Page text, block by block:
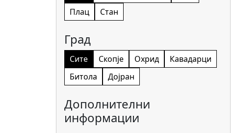
Плац
Стан
Град
Сите Скопје Охрид
Кавадарци
Битола
Дојран
Дополнителни
информации